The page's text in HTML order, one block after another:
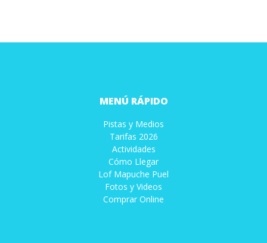
MENÚ RÁPIDO
Pistas y Medios
Tarifas 2026
Actividades
Cómo Llegar
Lof Mapuche Puel
Fotos y Videos
Comprar Online